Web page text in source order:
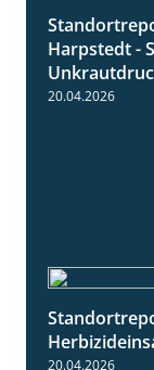
Harpstedt -
20.04.2026
20.04.2026